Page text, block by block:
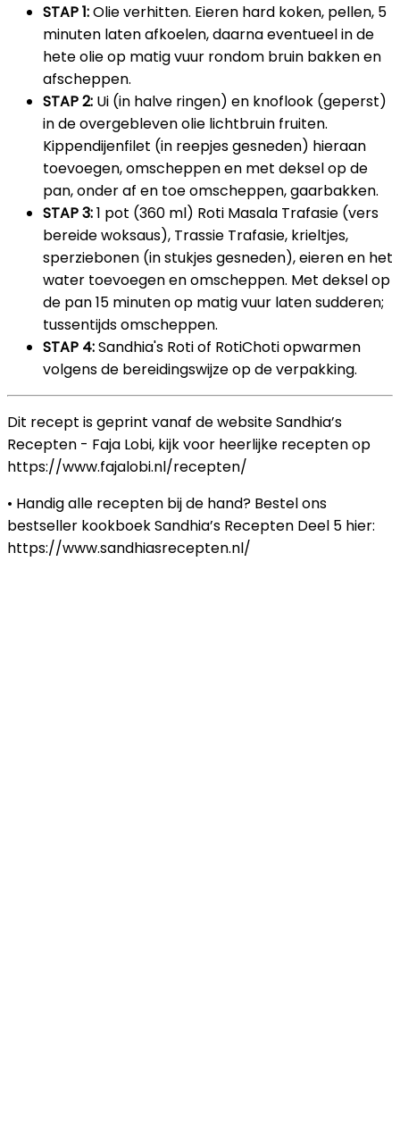
STAP 1:Olie verhitten. Eieren hard koken, pellen, 5
minuten laten afkoelen, daarna eventueel in de
hete olie op matig vuur rondom bruin bakken en
afscheppen.
STAP 2: Ui (in halve ringen) en knoflook (geperst)
in de overgebleven olie lichtbruin fruiten.
Kippendijenfilet (in reepjes gesneden) hieraan
toevoegen, omscheppen en met deksel op de
pan, onder af en toe omscheppen, gaarbakken.
STAP 3:1 pot (360 ml) Roti Masala Trafasie (vers
bereide woksaus), Trassie Trafasie, krieltjes,
sperziebonen (in stukjes gesneden), eieren en het
water toevoegen en omscheppen. Met deksel op
de pan 15 minuten op matig vuur laten sudderen;
tussentijds omscheppen.
STAP 4:Sandhia's Roti of RotiChoti opwarmen
volgens de bereidingswijze op de verpakking.
Dit recept is geprint vanaf de website Sandhia’s
Recepten - Faja Lobi, kijk voor heerlijke recepten op
https://www.fajalobi.nl/recepten/
• Handig alle recepten bij de hand? Bestel ons
bestseller kookboek Sandhia’s Recepten Deel 5 hier:
https://www.sandhiasrecepten.nl/